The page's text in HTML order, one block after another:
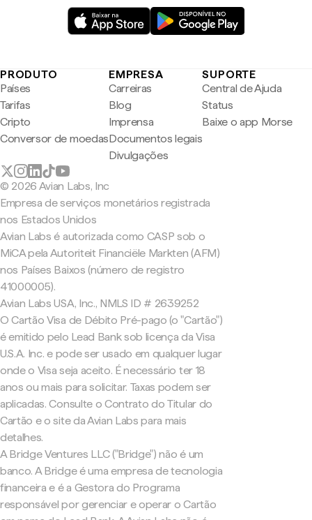
PRODUTO
Países
Tarifas
Cripto
Conversor de moedas
EMPRESA
Carreiras
Blog
Imprensa
Documentos legais
Divulgações
SUPORTE
Central de Ajuda
Status
Baixe o app Morse
© 2026 Avian Labs, Inc
Empresa de serviços monetários registrada
nos Estados Unidos
Avian Labs é autorizada como CASP sob o
MiCA pela Autoriteit Financiële Markten (AFM)
nos Países Baixos (número de registro
41000005).
Avian Labs USA, Inc., NMLS ID # 2639252
O Cartão Visa de Débito Pré-pago (o "Cartão")
é emitido pelo Lead Bank sob licença da Visa
U.S.A. Inc. e pode ser usado em qualquer lugar
onde o Visa seja aceito. É necessário ter 18
anos ou mais para solicitar. Taxas podem ser
aplicadas. Consulte o Contrato do Titular do
Cartão e o site da Avian Labs para mais
detalhes.
A Bridge Ventures LLC ("Bridge") não é um
banco. A Bridge é uma empresa de tecnologia
financeira e é a Gestora do Programa
responsável por gerenciar e operar o Cartão